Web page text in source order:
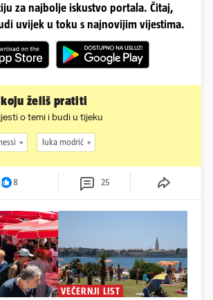
za najbolje iskustvo portala. Čitaj,
uvijek u toku s najnovijim vijestima.
želiš pratiti
o temi i budi u tijeku
luka modrić
8 25